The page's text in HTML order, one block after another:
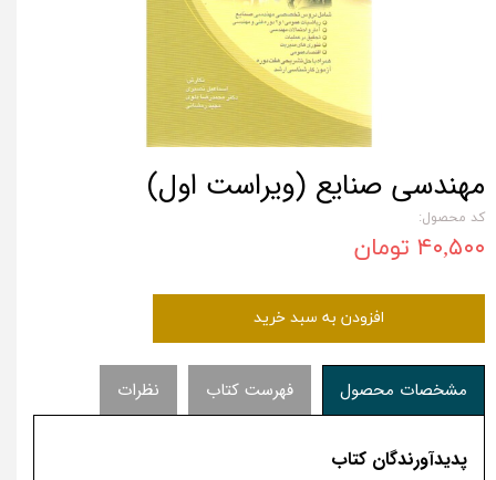
مهندسی صنایع (ویراست اول)
کد محصول:
۴۰,۵۰۰ تومان
افزودن به سبد خرید
مشخصات محصول فهرست کتاب نظرات
پدیدآورندگان کتاب